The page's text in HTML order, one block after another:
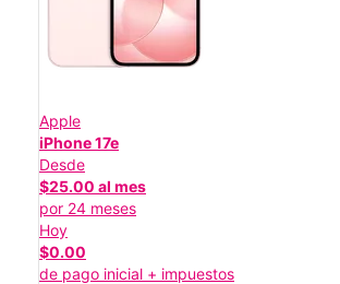
Apple
iPhone 17e
Desde
$25.00 al mes
por 24 meses
Hoy
$0.00
de pago inicial + impuestos